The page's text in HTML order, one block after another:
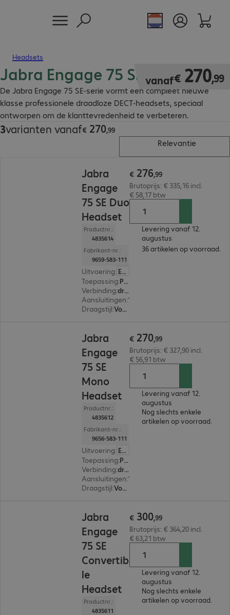
Headsets
Jabra Engage 75 SE Headsets
De Jabra Engage 75 SE-serie vormt een compleet nieuwe
klasse professionele draadloze DECT-headsets, speciaal
ontworpen om de klanttevredenheid te verbeteren.
vanaf€ 270,99
€ 270,99
3varianten vanaf€ 270,99
€ 270,99
Relevantie
Jabra
Engage
75 SE Duo
Headset
Productnr.:
4835614
Fabrikant-nr.:
9659-583-111
Uitvoering: Europa
Toepassing: PC, Bureautelefoon, Notebook, Smartphone
Verbinding:
draadloos
Aansluitingen:
Draagstijl: Voor beide oren
€ 276,99
Brutoprijs: € 335,16 incl.
€ 58,17 btw
Levering vanaf 12.
augustus
36 artikelen op voorraad.
Jabra
Engage
75 SE
Mono
Headset
Productnr.:
4835612
Fabrikant-nr.:
9656-583-111
Uitvoering: Europa
Toepassing: PC, Bureautelefoon, Notebook, Smartphone
Verbinding:
draadloos
Aansluitingen:
Draagstijl: Voor één oor
€ 270,99
Brutoprijs: € 327,90 incl.
€ 56,91 btw
Levering vanaf 12.
augustus
Nog slechts enkele
artikelen op voorraad.
Jabra
Engage
75 SE
Convertib
le
Headset
Productnr.:
4835611
€ 300,99
Brutoprijs: € 364,20 incl.
€ 63,21 btw
Levering vanaf 12.
augustus
Nog slechts enkele
artikelen op voorraad.